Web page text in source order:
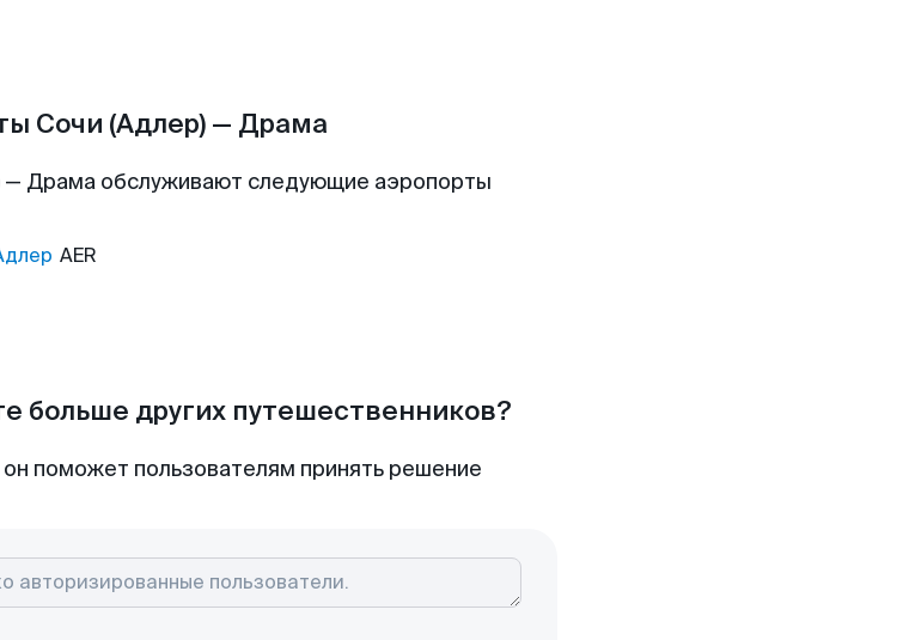
Сочи (Адлер) — Драма
— Драма обслуживают следующие аэропорты
AER
больше других путешественников?
поможет пользователям принять решение